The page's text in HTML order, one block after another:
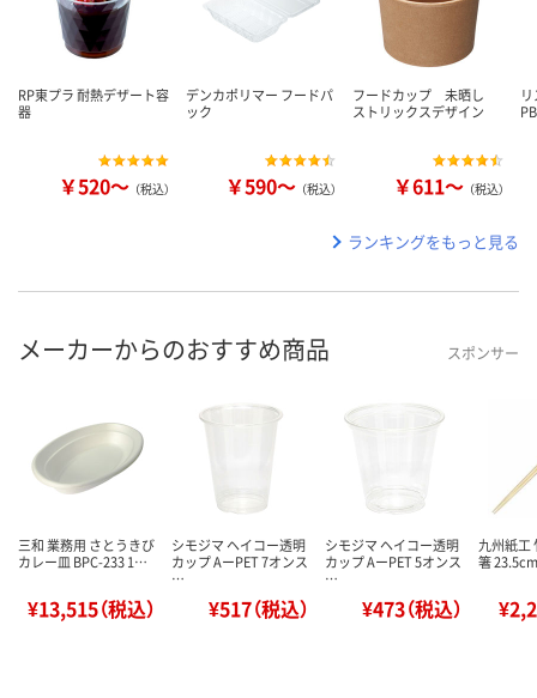
RP東プラ 耐熱デザート容
器
￥520～ （税込）
デンカポリマー フードパ
ック
￥590～ （税込）
フードカップ 未晒し
ストリックスデザイン
￥611～ （税込）
ランキングをもっと見る
メーカーからのおすすめ商品 スポンサー
三和 業務用 さとうきび
カレー皿 BPC-233 1…
¥13,515（税込）
シモジマ ヘイコー透明
カップ AーPET 7オンス
…
¥517（税込）
シモジマ ヘイコー透明
カップ AーPET 5オンス
…
¥473（税込）
九州紙工
箸